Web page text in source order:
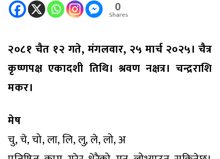
0
Shares
२०८१ चैत १२ गते, मंगलवार, २५ मार्च २०२५। चैत्र
कृष्णपक्ष एकादशी तिथि। श्रवण नक्षत्र। चन्द्रराशि
मकर।
मेष
चु, चे, चो, ला, लि, लु, ले, लो, अ